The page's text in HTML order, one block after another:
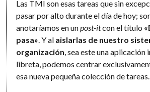
Las TMI son esas tareas que sin
pasar por alto durante el día de hoy;
anotaríamos en unpost-itcon el título
pasa» . Y al aislarlas de nuestro
organización , sea este una
libreta, podemos centrar
esa nueva pequeña colección de tareas.